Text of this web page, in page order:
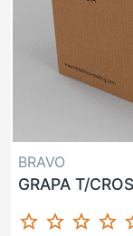
BRAVO
GRAPA T/
star_border star_border star_border star_border